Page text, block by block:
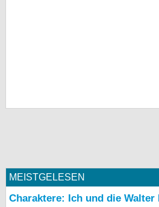
MEISTGELESEN
Charaktere: Ich und die Walter